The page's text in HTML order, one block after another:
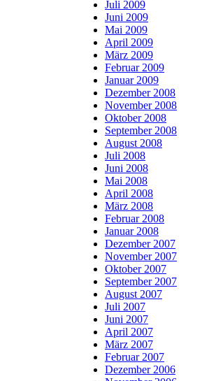
Juli 2009
Juni 2009
Mai 2009
April 2009
März 2009
Februar 2009
Januar 2009
Dezember 2008
November 2008
Oktober 2008
September 2008
August 2008
Juli 2008
Juni 2008
Mai 2008
April 2008
März 2008
Februar 2008
Januar 2008
Dezember 2007
November 2007
Oktober 2007
September 2007
August 2007
Juli 2007
Juni 2007
April 2007
März 2007
Februar 2007
Dezember 2006